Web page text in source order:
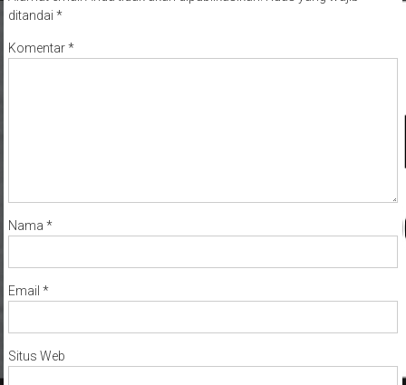
ditandai *
Komentar*
Nama *
Email *
Situs Web